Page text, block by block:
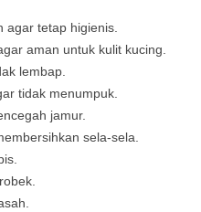
agar tetap higienis.
aman untuk kulit kucing.
lembap.
tidak menumpuk.
jamur.
sela-sela.